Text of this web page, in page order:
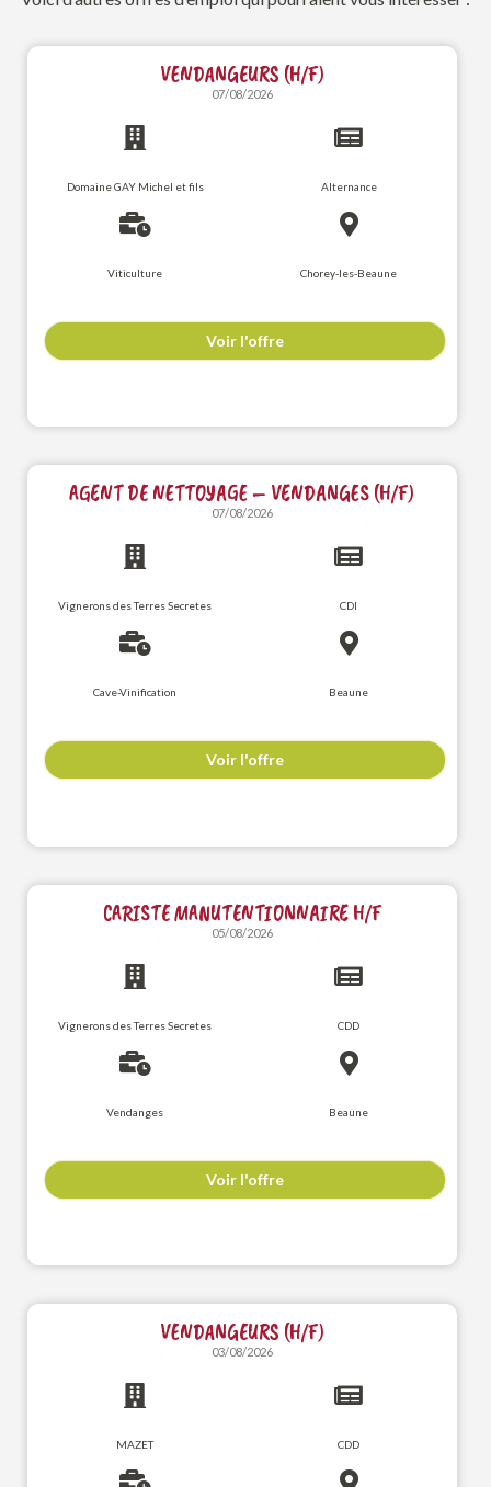
VENDANGEURS (H/F)
07/08/2026
Domaine GAY Michel et fils Alternance
Viticulture Chorey-les-Beaune
Voir l'offre
AGENT DE NETTOYAGE – VENDANGES (H/F)
07/08/2026
Vignerons des Terres Secretes CDI
Cave-Vinification Beaune
Voir l'offre
CARISTE MANUTENTIONNAIRE H/F
05/08/2026
Vignerons des Terres Secretes CDD
Vendanges Beaune
Voir l'offre
VENDANGEURS (H/F)
03/08/2026
MAZET CDD